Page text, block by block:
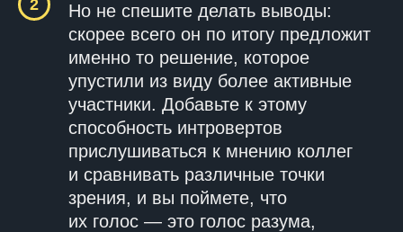
Но не спешите делать выводы:
скорее всего он по итогу предложит
именно то решение, которое
упустили из виду более активные
участники. Добавьте к этому
способность интровертов
прислушиваться к мнению коллег
и сравнивать различные точки
зрения, и вы поймете, что
их голос — это голос разума,